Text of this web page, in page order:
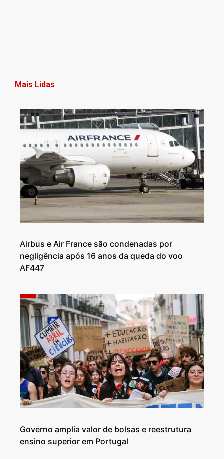
Mais Lidas
Airbus e Air France são condenadas por
negligência após 16 anos da queda do voo
AF447
Governo amplia valor de bolsas e reestrutura
ensino superior em Portugal